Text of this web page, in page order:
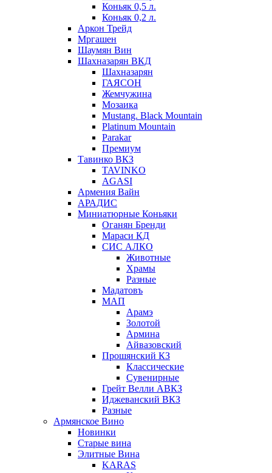
Коньяк 0,5 л.
Коньяк 0,2 л.
Аркон Трейд
Мргашен
Шаумян Вин
Шахназарян ВКД
Шахназарян
ГАЯСОН
Жемчужина
Мозаика
Mustang. Black Mountain
Platinum Mountain
Parakar
Премиум
Тавинко ВКЗ
TAVINKO
AGASI
Армения Вайн
АРАДИС
Миниатюрные Коньяки
Оганян Бренди
Мараси КД
СИС АЛКО
Животные
Храмы
Разные
Мадатовъ
МАП
Арамэ
Золотой
Армина
Айвазовский
Прошянский КЗ
Классические
Сувенирные
Грейт Велли АВКЗ
Иджеванский ВКЗ
Разные
Армянское Вино
Новинки
Старые вина
Элитные Вина
KARAS